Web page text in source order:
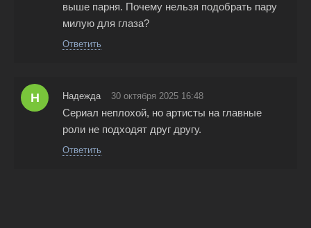
выше парня. Почему нельзя подобрать пару
милую для глаза?
Ответить
Н Надежда 30 октября 2025 16:48
Сериал неплохой, но артисты на главные
роли не подходят друг другу.
Ответить